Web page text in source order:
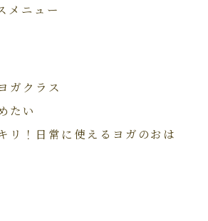
メニュー
ガクラス
たい
リ！日常に使えるヨガのおは